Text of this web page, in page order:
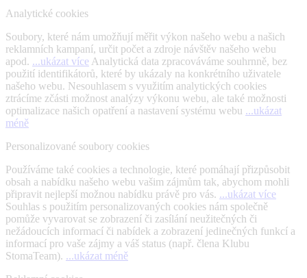
Analytické cookies
Soubory, které nám umožňují měřit výkon našeho webu a našich
reklamních kampaní, určit počet a zdroje návštěv našeho webu
apod. ...ukázat více Analytická data zpracováváme souhrnně, bez
použití identifikátorů, které by ukázaly na konkrétního uživatele
našeho webu. Nesouhlasem s využitím analytických cookies
ztrácíme zčásti možnost analýzy výkonu webu, ale také možnosti
optimalizace našich opatření a nastavení systému webu ...ukázat
méně
Personalizované soubory cookies
Používáme také cookies a technologie, které pomáhají přizpůsobit
obsah a nabídku našeho webu vašim zájmům tak, abychom mohli
připravit nejlepší možnou nabídku právě pro vás. ...ukázat více
Souhlas s použitím personalizovaných cookies nám společně
pomůže vyvarovat se zobrazení či zasílání neužitečných či
nežádoucích informací či nabídek a zobrazení jedinečných funkcí a
informací pro vaše zájmy a váš status (např. člena Klubu
StomaTeam). ...ukázat méně